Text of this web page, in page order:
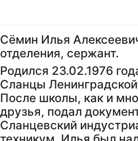
Сёмин Илья
отделения, сержант.
Родился 23.02.1976
Сланцы
После школы, как и
друзья, подал
Сланцевский